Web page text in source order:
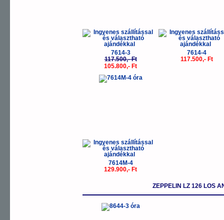
7614-3
117.500,- Ft
105.800,- Ft
7614-4
117.500,- Ft
7614M-4
129.900,- Ft
ZEPPELIN LZ 126 LOS